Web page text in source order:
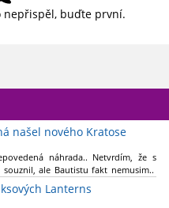
nepřispěl, buďte první.
našel nového Kratose
náhrada.. Netvrdím, že s
ale Bautistu fakt nemusim..
Lanterns